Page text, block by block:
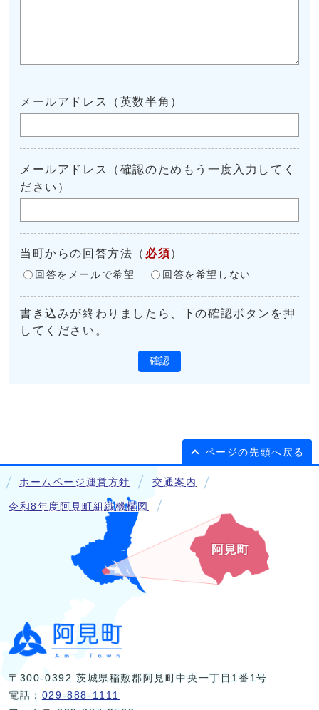
メールアドレス（英数半角）
メールアドレス（確認のためもう一度入力してく
ださい）
当町からの回答方法 （ 必須 ）
回答をメールで希望 回答を希望しない
書き込みが終わりましたら、下の確認ボタンを押
してください。
確認
ページの先頭へ戻る
ホームページ運営方針 交通案内
令和8年度阿見町組織機構図
〒300-0392 茨城県稲敷郡阿見町中央一丁目1番1号
電話： 029-888-1111